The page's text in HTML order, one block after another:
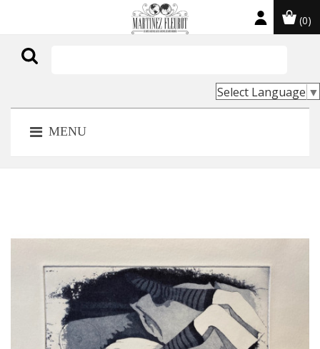
(0)
Select Language ▼
MENU